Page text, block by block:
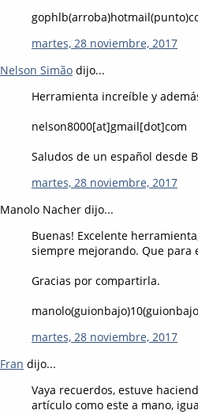
martes, 28 noviembre, 2017
Nelson Simão dijo...
Herramienta increíble y
nelson8000[at]gmail[dot]com
Saludos de un español desde
martes, 28 noviembre, 2017
Manolo Nacher dijo...
Buenas! Excelente
siempre mejorando. Que para
Gracias por compartirla.
martes, 28 noviembre, 2017
Fran dijo...
Vaya recuerdos, estuve
artículo como este a mano,